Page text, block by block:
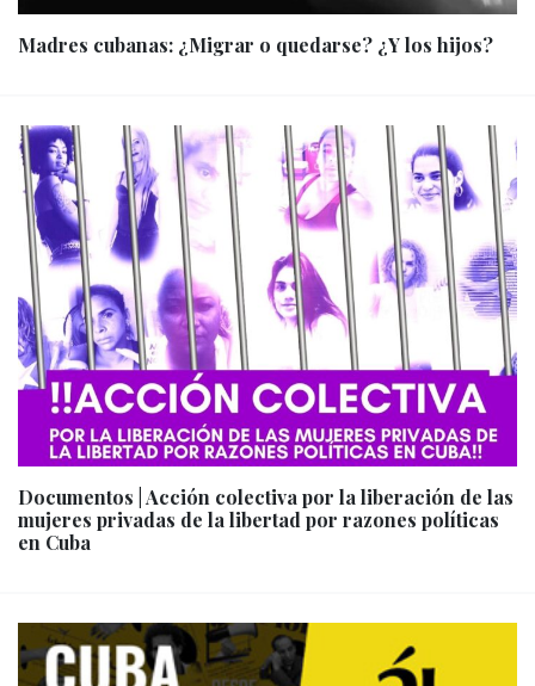
Madres cubanas: ¿Migrar o quedarse? ¿Y los hijos?
Documentos | Acción colectiva por la liberación de las
mujeres privadas de la libertad por razones políticas
en Cuba